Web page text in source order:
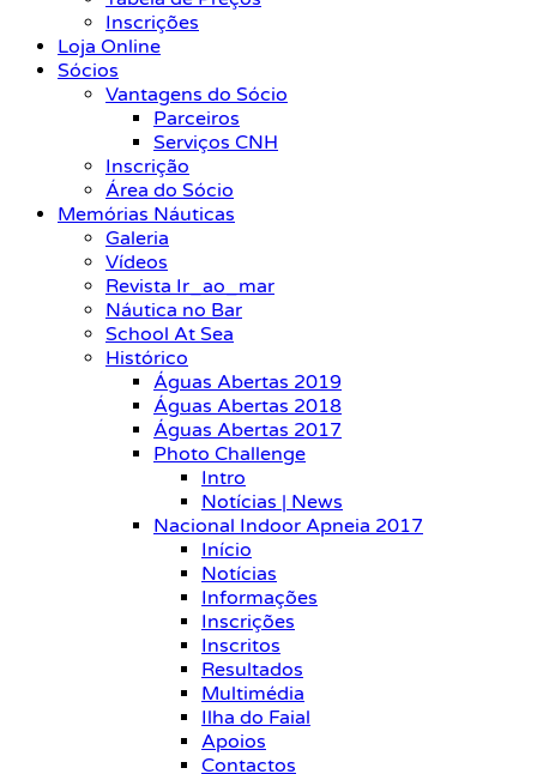
Inscrições
Loja Online
Sócios
Vantagens do Sócio
Parceiros
Serviços CNH
Inscrição
Área do Sócio
Memórias Náuticas
Galeria
Vídeos
Revista Ir_ao_mar
Náutica no Bar
School At Sea
Histórico
Águas Abertas 2019
Águas Abertas 2018
Águas Abertas 2017
Photo Challenge
Intro
Notícias | News
Nacional Indoor Apneia 2017
Início
Notícias
Informações
Inscrições
Inscritos
Resultados
Multimédia
Ilha do Faial
Apoios
Contactos